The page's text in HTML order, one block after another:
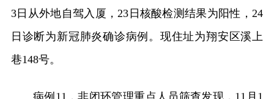
3日从外地自驾入厦，23日核酸检测结果为阳性，24
日诊断为新冠肺炎确诊病例。现住址为翔安区溪上
巷148号。
病例11，非闭环管理重点人员筛查发现，11月1